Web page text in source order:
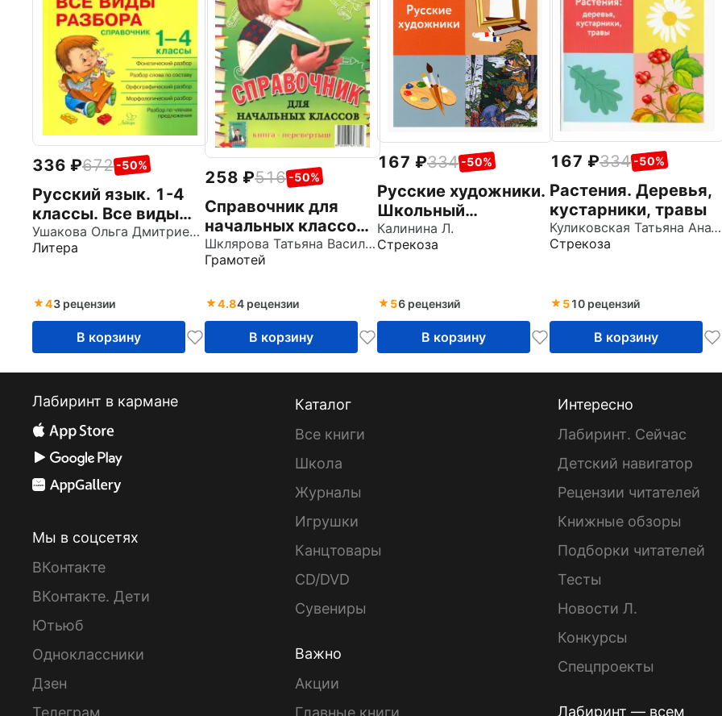
336 672 -50%
Русский язык. 1-4
классы. Все виды
разбора.
Справочник
Ушакова Ольга Дмитриевна
Литера
43 рецензии
В корзину
258 516 -50%
Справочник для
начальных классов.
Памятки (1-5
классы). Книга-
Шклярова Татьяна Васильевна
Грамотей
4.84 рецензии
В корзину
167 334 -50%
Русские художники.
Школьный
справочник для
начальных классов
Калинина Л.
Стрекоза
56 рецензий
В корзину
167 334 -50%
Растения. Деревья,
кустарники, травы
Куликовская Татьяна Анатольевна
Стрекоза
510 рецензий
В корзину
Лабиринт в кармане
Мы в соцсетях
ВКонтакте
ВКонтакте. Дети
Ютьюб
Одноклассники
Дзен
Телеграм
Каталог
Все книги
Школа
Журналы
Игрушки
Канцтовары
CD/DVD
Сувениры
Важно
Акции
Главные книги
Интересно
Лабиринт. Сейчас
Детский навигатор
Рецензии читателей
Книжные обзоры
Подборки читателей
Тесты
Новости Л.
Конкурсы
Спецпроекты
Лабиринт — всем